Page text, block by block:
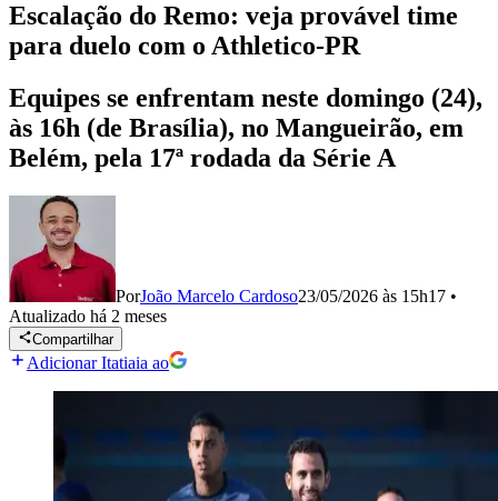
Escalação do Remo: veja provável time
para duelo com o Athletico-PR
Equipes se enfrentam neste domingo (24),
às 16h (de Brasília), no Mangueirão, em
Belém, pela 17ª rodada da Série A
PorJoão Marcelo Cardoso23/05/2026 às 15h17 •
Atualizado há 2 meses
Compartilhar
Adicionar Itatiaia ao